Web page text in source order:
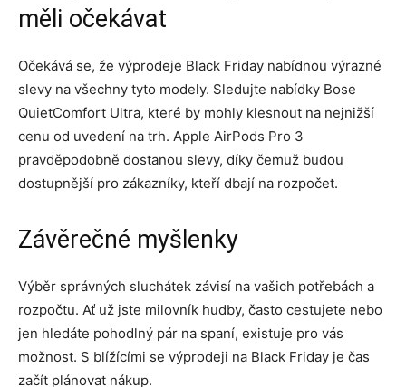
měli očekávat
Očekává se, že výprodeje Black Friday nabídnou výrazné
slevy na všechny tyto modely. Sledujte nabídky Bose
QuietComfort Ultra, které by mohly klesnout na nejnižší
cenu od uvedení na trh. Apple AirPods Pro 3
pravděpodobně dostanou slevy, díky čemuž budou
dostupnější pro zákazníky, kteří dbají na rozpočet.
Závěrečné myšlenky
Výběr správných sluchátek závisí na vašich potřebách a
rozpočtu. Ať už jste milovník hudby, často cestujete nebo
jen hledáte pohodlný pár na spaní, existuje pro vás
možnost. S blížícími se výprodeji na Black Friday je čas
začít plánovat nákup.